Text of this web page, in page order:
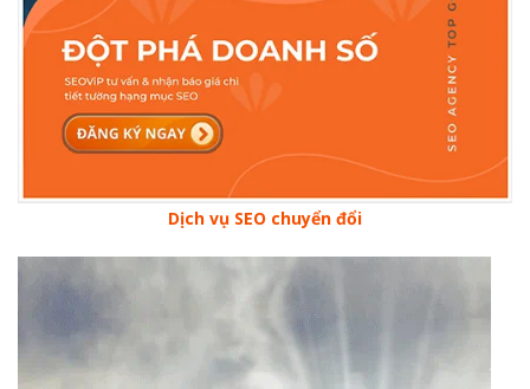
Dịch vụ SEO chuyển đổi